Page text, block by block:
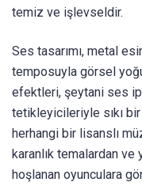
temiz ve işlevseldir.
Ses tasarımı, metal
temposuyla görsel
efektleri, şeytani ses
tetikleyicileriyle sıkı
herhangi bir lisanslı
karanlık temalardan
hoşlanan oyunculara